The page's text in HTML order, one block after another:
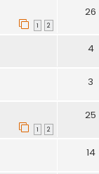
1 2
26
4
3
1 2
25
14